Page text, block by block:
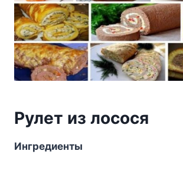
Рулет из лосося
Ингредиенты